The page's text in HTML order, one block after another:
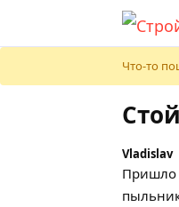
Что-то
Vladislav
Пришло